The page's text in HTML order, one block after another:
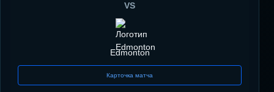
VS
Edmonton
Карточка матча